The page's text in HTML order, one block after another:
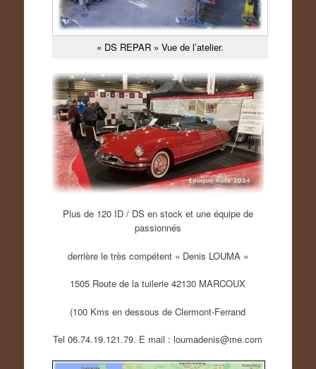
« DS REPAR » Vue de l’atelier.
Plus de 120 ID / DS en stock et une équipe de
passionnés
derrière le très compétent « Denis LOUMA »
1505 Route de la tuilerie 42130 MARCOUX
(100 Kms en dessous de Clermont-Ferrand
Tel 06.74.19.121.79. E mail : loumadenis@me.com